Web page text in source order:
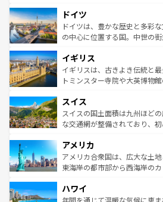
せる。地方によって風土や気
性で訪
ンテンツ一覧を参照してほし
で、幅広い魅力が詰まってい
聖堂、美しいビーチ、そして
から魅了する。また、フラン
いる。シャンパンの発祥地であ
香り高いラベンダー畑など、
らに、パリ以外の地域にも魅
れる地方に足を運ぶとそれぞ
きるだろう。 なお、新着
を参照してほしい。
ドイツ
ドイツは、豊かな歴史と多彩
の中心に位置する国。中世の
顔を持つこの国は、どこを歩い
ルリンの文化的活気、バイエ
してライン川沿いのワイン畑
は、お酒好きな人にはぜひ体験してほし
ドイツ情報はコンテンツ一覧
イギリス
イギリスは、古きよき伝統と
トミンスター寺院や大英博物
リアごとに異なる魅力がある
ティー、ビール好きにはたま
戦など、本場だからこそでき
ンツ一覧を参照してほしい。
スイス
スイスの国土面積は九州ほど
な交通網が整備されており、
の建物がそのまま残る町や、ス
博物館もあり、アルプス観光
ことができる。国民の所得が
ば市内交通費無料で観光を楽しむこ
着のスイス情報はコンテンツ一
アメリカ
アメリカ合衆国は、広大な土
東海岸の都市部から西海岸の
のような巨大都市は、観光、シ
ンメントが詰まった刺激的な
ハワイ
年間を通じて温暖な気候に恵